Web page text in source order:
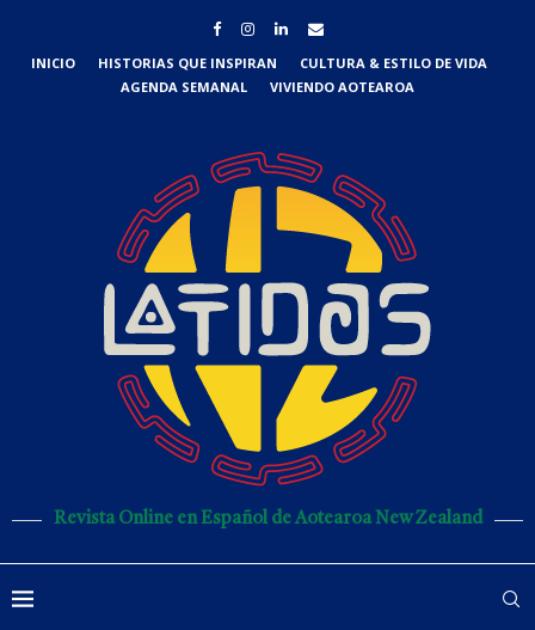
INICIO HISTORIAS QUE INSPIRAN
CULTURA & ESTILO DE VIDA
AGENDA SEMANAL
VIVIENDO AOTEAROA
Revista Online en Español de Aotearoa New Zealand